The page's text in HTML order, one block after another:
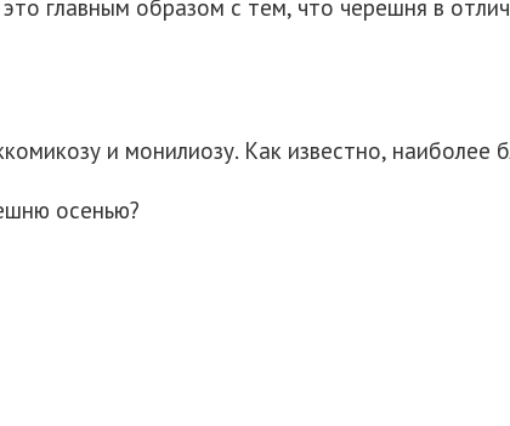
главным образом с тем, что черешня в
и монилиозу. Как известно, наиболее
осенью?